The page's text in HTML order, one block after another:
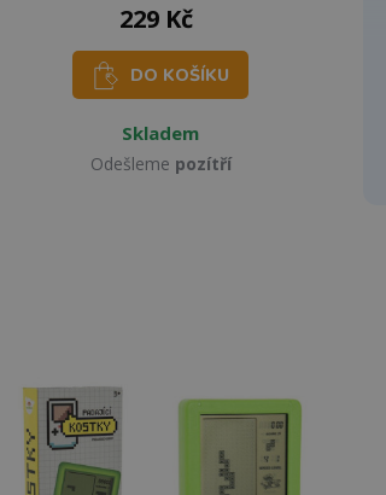
229 Kč
DO KOŠÍKU
Skladem
Odešleme pozítří